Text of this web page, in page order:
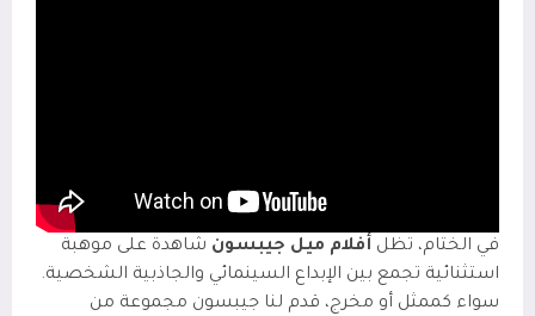
في الختام، تظل أفلام ميل جيبسون شاهدة على موهبة
استثنائية تجمع بين الإبداع السينمائي والجاذبية الشخصية.
سواء كممثل أو مخرج، قدم لنا جيبسون مجموعة من